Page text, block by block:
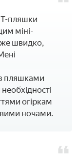
пляшки
міні-
швидко,
пляшками
огіркам
ночами.